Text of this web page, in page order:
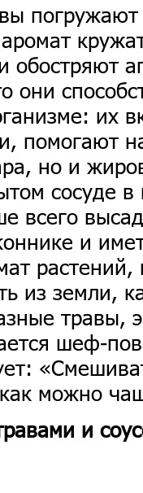
обостряют
они
их
помогают
но и
сосуде
всего
и
из земли,
травы,
шеф-
как можно
и